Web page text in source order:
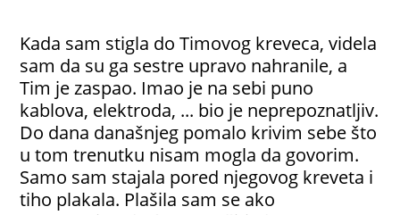
Kada sam stigla do Timovog kreveca, videla
sam da su ga sestre upravo nahranile, a
Tim je zaspao. Imao je na sebi puno
kablova, elektroda, ... bio je neprepoznatljiv.
Do dana današnjeg pomalo krivim sebe što
u tom trenutku nisam mogla da govorim.
Samo sam stajala pored njegovog kreveta i
tiho plakala. Plašila sam se ako